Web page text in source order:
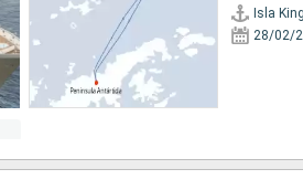
Isla
28/02/